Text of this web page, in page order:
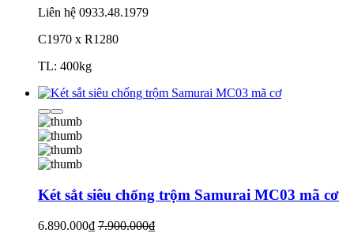
Liên hệ 0933.48.1979
C1970 x R1280
TL: 400kg
Két sắt siêu chống trộm Samurai MC03 mã cơ
6.890.000₫ 7.900.000₫